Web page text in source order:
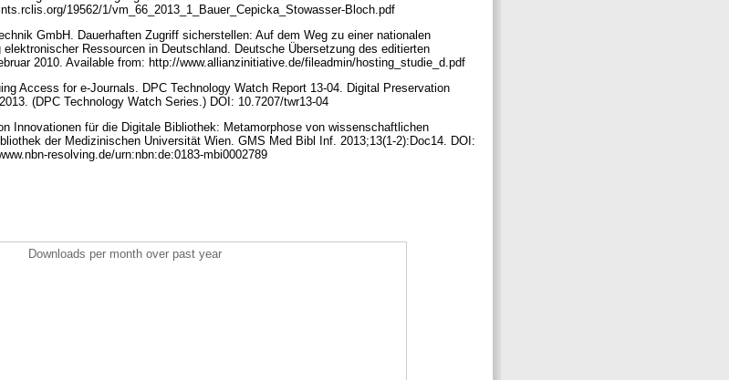
19562/1/vm_66_2013_1_Bauer_Cepicka_Stowasser-Bloch.pdf
GmbH. Dauerhaften Zugriff sicherstellen: Auf dem Weg zu einer nationalen
Ressourcen in Deutschland. Deutsche Übersetzung des editierten
2010. Available from: http://www.allianzinitiative.de/fileadmin/hosting_studie_d.pdf
Access for e-Journals. DPC Technology Watch Report 13-04. Digital Preservation
(DPC Technology Watch Series.) DOI: 10.7207/twr13-04
Innovationen für die Digitale Bibliothek: Metamorphose von wissenschaftlichen
der Medizinischen Universität Wien. GMS Med Bibl Inf. 2013;13(1-2):Doc14. DOI:
resolving.de/urn:nbn:de:0183-mbi0002789
Downloads per month over past year